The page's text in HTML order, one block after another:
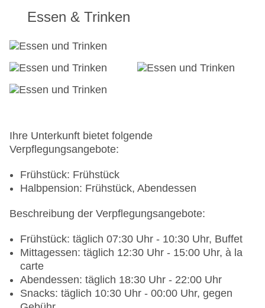
Sonnenschirme: ohne Gebühr
Adults-only-Pool „SPA Indoor Animated Pool“: ab
16 Jahre, Januar - Dezember, pro Tag ab 20
EUR, Indoor, Süßwasser, beheizbar, im
Wellnessbereich, Badekappenpflicht,
Relaxpool „Indoor Leisure Pool“: ab 0 Jahre,
Badekappenpflicht, Liegen: ohne Gebühr
Adults-only-Pool „MAR Pool (Garden/Pool adults
saisonabhängig; wetterabhängig, ab 50 EUR,
Outdoor, Süßwasser, beheizbar: Mai - Oktober,
gegen Gebühr, Liegestühle: gegen Gebühr,
Whirlpool „SPA Whirlpool“: ab 16 Jahre, Januar -
Dezember, pro Tag ca. 25 EUR, Süßwasser,
beheizbar, im Wellnessbereich
Badetücher: gegen Kaution
Souvenirshop, Boutique, Friseur
Essen & Trinken
Ihre Unterkunft bietet folgende
Verpflegungsangebote:
Frühstück: Frühstück
Halbpension: Frühstück, Abendessen
Beschreibung der Verpflegungsangebote:
Frühstück: täglich 07:30 Uhr - 10:30 Uhr, Buffet
Mittagessen: täglich 12:30 Uhr - 15:00 Uhr, à la
carte
Abendessen: täglich 18:30 Uhr - 22:00 Uhr
Snacks: täglich 10:30 Uhr - 00:00 Uhr, gegen